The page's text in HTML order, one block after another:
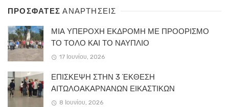
ΠΡΟΣΦΑΤΕΣΑΝΑΡΤΗΣΕΙΣ
ΜΙΑ ΥΠΕΡΟΧΗ ΕΚΔΡΟΜΗ ΜΕ ΠΡΟΟΡΙΣΜΟ
ΤΟ ΤΟΛΟ ΚΑΙ ΤΟ ΝΑΥΠΛΙΟ
17 Ιουνίου, 2026
ΕΠΙΣΚΕΨΗ ΣΤΗΝ 3 ΈΚΘΕΣΗ
ΑΙΤΩΛΟΑΚΑΡΝΑΝΩΝ ΕΙΚΑΣΤΙΚΩΝ
8 Ιουνίου, 2026